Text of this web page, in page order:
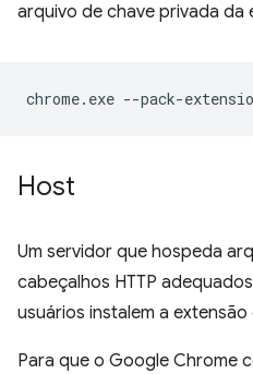
arquivo de chave privada da
chrome.exe --pack-
Host
Um servidor que hospeda
cabeçalhos HTTP
usuários instalem a extensão
Para que o Google Chrome